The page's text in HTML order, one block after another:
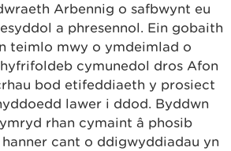
Arbennig o safbwynt eu
a phresennol. Ein gobaith
teimlo mwy o ymdeimlad o
cymunedol dros Afon
bod etifeddiaeth y prosiect
lawer i ddod. Byddwn
rhan cymaint â phosib
cant o ddigwyddiadau yn